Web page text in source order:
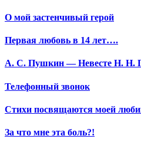
О мой застенчивый герой
Первая любовь в 14 лет….
А. С. Пушкин — Невесте Н. Н.
Телефонный звонок
Стихи посвящаются моей
За что мне эта боль?!